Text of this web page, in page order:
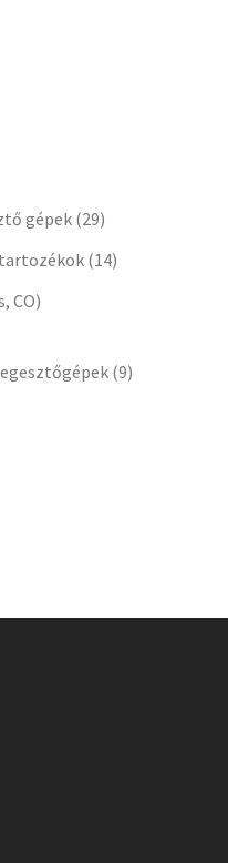
gépek (29)
(14)
CO)
(9)